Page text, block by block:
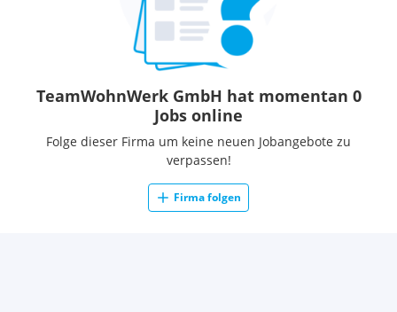
TeamWohnWerk GmbH hat momentan 0
Jobs online
Folge dieser Firma um keine neuen Jobangebote zu
verpassen!
Firma folgen